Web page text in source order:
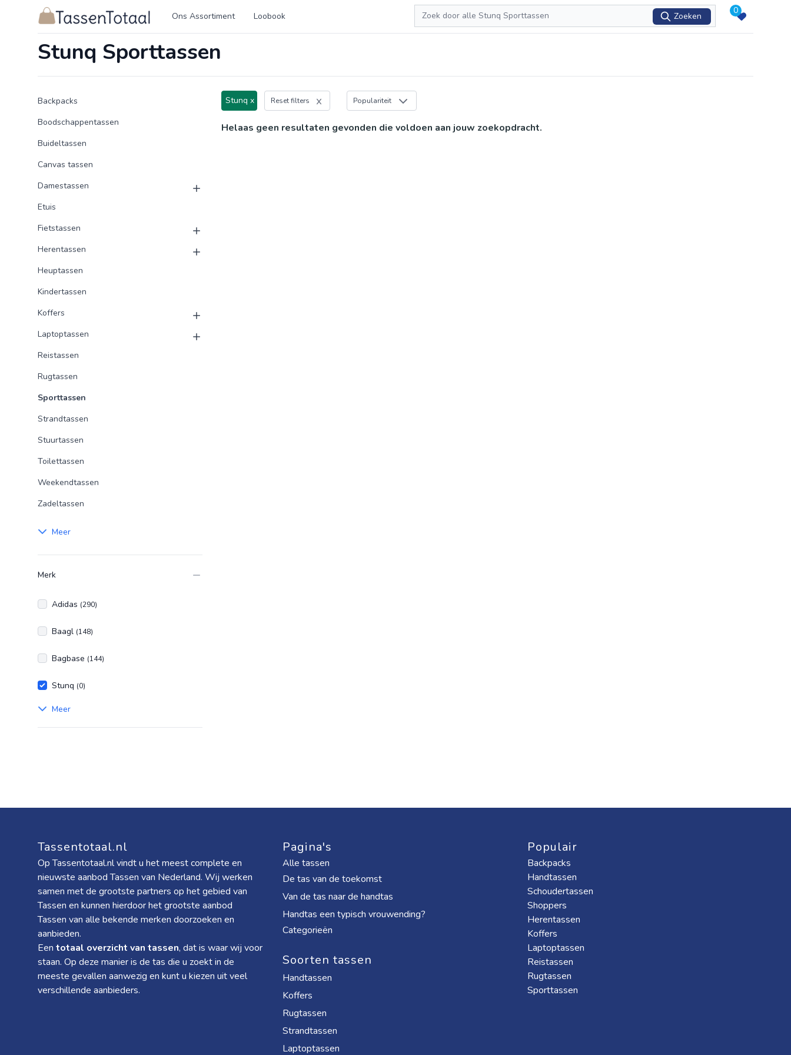
Logo Tassentotaal.nl Ons Assortiment Loobook
Zoeken
Zoeken
0
Stunq Sporttassen
Producten
Product categorieën
Backpacks
Boodschappentassen
Buideltassen
Canvas tassen
Damestassen
Etuis
Fietstassen
Herentassen
Heuptassen
Kindertassen
Koffers
Laptoptassen
Reistassen
Rugtassen
Sporttassen
Strandtassen
Stuurtassen
Toilettassen
Weekendtassen
Zadeltassen
Meer
Merk
Adidas (290)
Baagl (148)
Bagbase (144)
Stunq (0)
Meer
Stunq x Reset filters Populariteit
Helaas geen resultaten gevonden die voldoen aan jouw zoekopdracht.
Tassentotaal.nl
Op Tassentotaal.nl vindt u het meest complete en
nieuwste aanbod Tassen van Nederland. Wij werken
samen met de grootste partners op het gebied van
Tassen en kunnen hierdoor het grootste aanbod
Tassen van alle bekende merken doorzoeken en
aanbieden.
Een totaal overzicht van tassen, dat is waar wij voor
staan. Op deze manier is de tas die u zoekt in de
meeste gevallen aanwezig en kunt u kiezen uit veel
verschillende aanbieders.
Pagina's
Alle tassen
De tas van de toekomst
Van de tas naar de handtas
Handtas een typisch vrouwending?
Categorieën
Soorten tassen
Handtassen
Koffers
Rugtassen
Strandtassen
Laptoptassen
Populair
Backpacks
Handtassen
Schoudertassen
Shoppers
Herentassen
Koffers
Laptoptassen
Reistassen
Rugtassen
Sporttassen